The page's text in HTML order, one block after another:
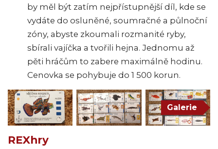
by měl být zatím nejpřístupnější díl, kde se
vydáte do osluněné, soumračné a půlnoční
zóny, abyste zkoumali rozmanité ryby,
sbírali vajíčka a tvořili hejna. Jednomu až
pěti hráčům to zabere maximálně hodinu.
Cenovka se pohybuje do 1 500 korun.
Galerie
REXhry